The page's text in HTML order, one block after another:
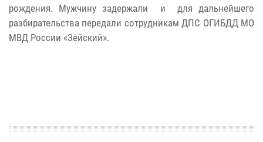
рождения. Мужчину задержали и для дальнейшего
разбирательства передали сотрудникам ДПС ОГИБДД МО
МВД России «Зейский».